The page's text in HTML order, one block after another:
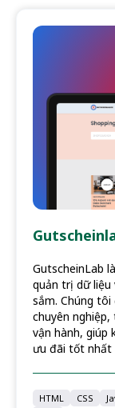
GutscheinLab
quản trị dữ
sắm. Chúng
chuyên
vận hành, giúp
ưu đãi tốt nhất
HTML CSS